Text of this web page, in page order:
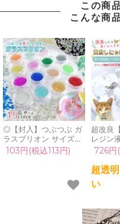
この商
こんな商
◎【封入】つぶつぶ ガ
ラスブリオン サイズ
mix レジン封入素材 オ
ーロラ 封入パーツ ガラ
カラフル キラキラ 手芸
103円(税込113円)
超改良
レジン
ver.03
者 作
ハード
質 クリ
液 安い
726円
超透
い